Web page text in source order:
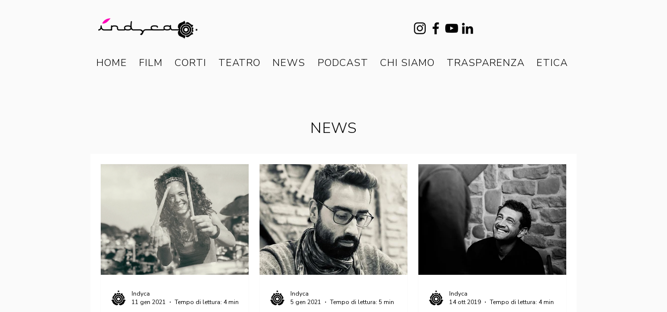
HOME FILM CORTI TEATRO NEWS PODCAST CHI SIAMO TRASPARENZA ETICA
NEWS
Indyca
11 gen 2021
Tempo di lettura: 4 min
Indyca
5 gen 2021
Tempo di lettura: 5 min
Indyca
14 ott 2019
Tempo di lettura: 4 min